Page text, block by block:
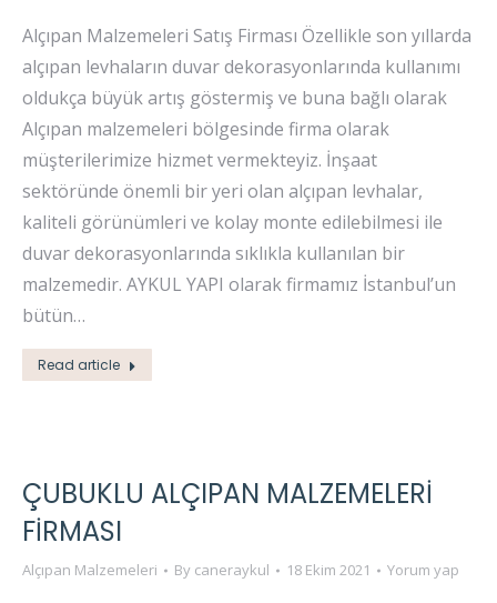
Alçıpan Malzemeleri Satış Firması Özellikle son yıllarda
alçıpan levhaların duvar dekorasyonlarında kullanımı
oldukça büyük artış göstermiş ve buna bağlı olarak
Alçıpan malzemeleri bölgesinde firma olarak
müşterilerimize hizmet vermekteyiz. İnşaat
sektöründe önemli bir yeri olan alçıpan levhalar,
kaliteli görünümleri ve kolay monte edilebilmesi ile
duvar dekorasyonlarında sıklıkla kullanılan bir
malzemedir. AYKUL YAPI olarak firmamız İstanbul’un
bütün…
Read article
ÇUBUKLU ALÇIPAN MALZEMELERI
FIRMASI
Alçıpan Malzemeleri By caneraykul 18 Ekim 2021 Yorum yap